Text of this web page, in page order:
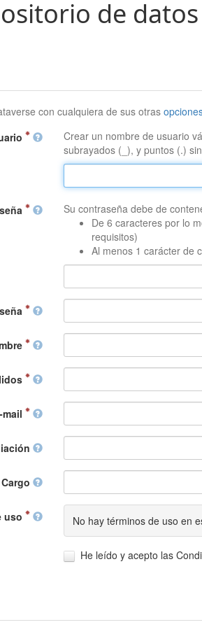
de
con cualquiera de sus otras
Crear un nombre de usuario
subrayados (_), y puntos (.)
Su contraseña debe de
De 6 caracteres por lo
requisitos)
Al menos 1 carácter de
mail
Cargo
uso No hay términos de uso en
He leído y acepto las